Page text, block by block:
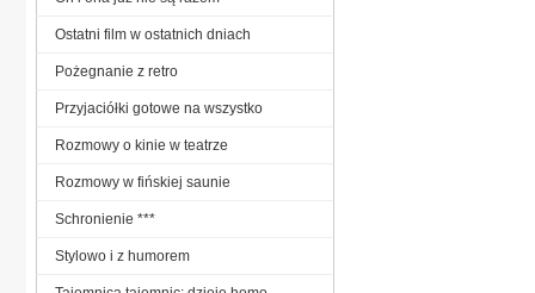
Ostatni film w ostatnich dniach
Pożegnanie z retro
Przyjaciółki gotowe na wszystko
Rozmowy o kinie w teatrze
Rozmowy w fińskiej saunie
Schronienie ***
Stylowo i z humorem